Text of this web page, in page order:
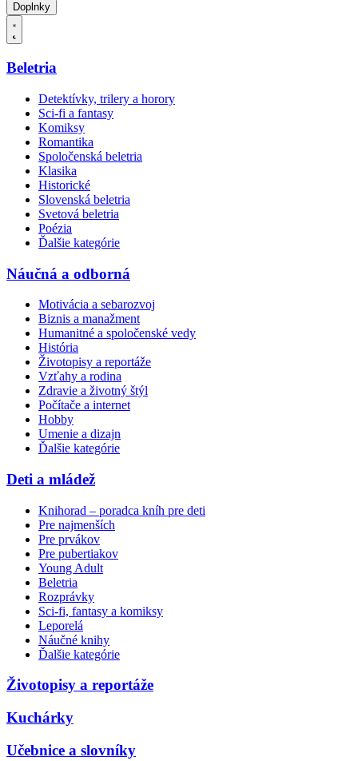
Doplnky
Beletria
Detektívky, trilery a horory
Sci-fi a fantasy
Komiksy
Romantika
Spoločenská beletria
Klasika
Historické
Slovenská beletria
Svetová beletria
Poézia
Ďalšie kategórie
Náučná a odborná
Motivácia a sebarozvoj
Biznis a manažment
Humanitné a spoločenské vedy
História
Životopisy a reportáže
Vzťahy a rodina
Zdravie a životný štýl
Počítače a internet
Hobby
Umenie a dizajn
Ďalšie kategórie
Deti a mládež
Knihorad – poradca kníh pre deti
Pre najmenších
Pre prvákov
Pre pubertiakov
Young Adult
Beletria
Rozprávky
Sci-fi, fantasy a komiksy
Leporelá
Náučné knihy
Ďalšie kategórie
Životopisy a reportáže
Kuchárky
Učebnice a slovníky